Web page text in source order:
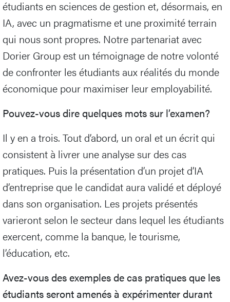
étudiants en sciences de gestion et, désormais, en
IA, avec un pragmatisme et une proximité terrain
qui nous sont propres. Notre partenariat avec
Dorier Group est un témoignage de notre volonté
de confronter les étudiants aux réalités du monde
économique pour maximiser leur employabilité.
Pouvez-vous dire quelques mots sur l’examen?
Il y en a trois. Tout d’abord, un oral et un écrit qui
consistent à livrer une analyse sur des cas
pratiques. Puis la présentation d’un projet d’IA
d’entreprise que le candidat aura validé et déployé
dans son organisation. Les projets présentés
varieront selon le secteur dans lequel les étudiants
exercent, comme la banque, le tourisme,
l’éducation, etc.
Avez-vous des exemples de cas pratiques que les
étudiants seront amenés à expérimenter durant